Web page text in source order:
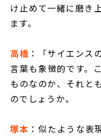
け止めて一緒に磨き
ます。
高橋 ：「サイエンス
言葉も象徴的です。
ものなのか、それと
のでしょうか。
塚本 ：似たような